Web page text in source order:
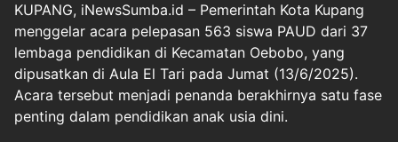
KUPANG, iNewsSumba.id – Pemerintah Kota Kupang
menggelar acara pelepasan 563 siswa PAUD dari 37
lembaga pendidikan di Kecamatan Oebobo, yang
dipusatkan di Aula El Tari pada Jumat (13/6/2025).
Acara tersebut menjadi penanda berakhirnya satu fase
penting dalam pendidikan anak usia dini.